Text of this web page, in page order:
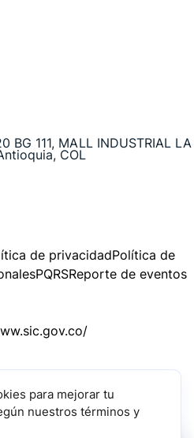
BG 111, MALL INDUSTRIAL LA
COL
de privacidadPolítica de
PQRSReporte de eventos
podemos presentarte la
para mejorar tu
nuestros términos y